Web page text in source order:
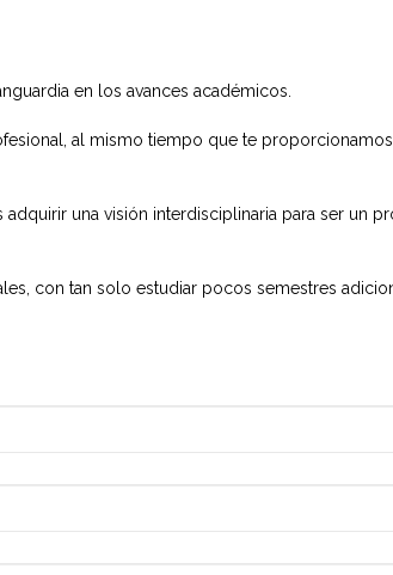
en los avances académicos.
al mismo tiempo que te
una visión interdisciplinaria para ser un
con tan solo estudiar pocos semestres